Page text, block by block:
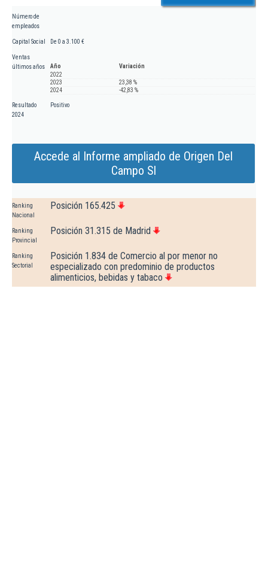
Número de
empleados
Capital Social De 0 a 3.100 €
Ventas
últimos años
Año
Variación
2022
2023
23,38 %
2024
-42,83 %
Resultado
2024
Positivo
Accede al Informe ampliado de Origen Del
Campo Sl
Ranking
Nacional
Posición 165.425
Ranking
Provincial
Posición 31.315 de Madrid
Ranking
Sectorial
Posición 1.834 de Comercio al por menor no
especializado con predominio de productos
alimenticios, bebidas y tabaco